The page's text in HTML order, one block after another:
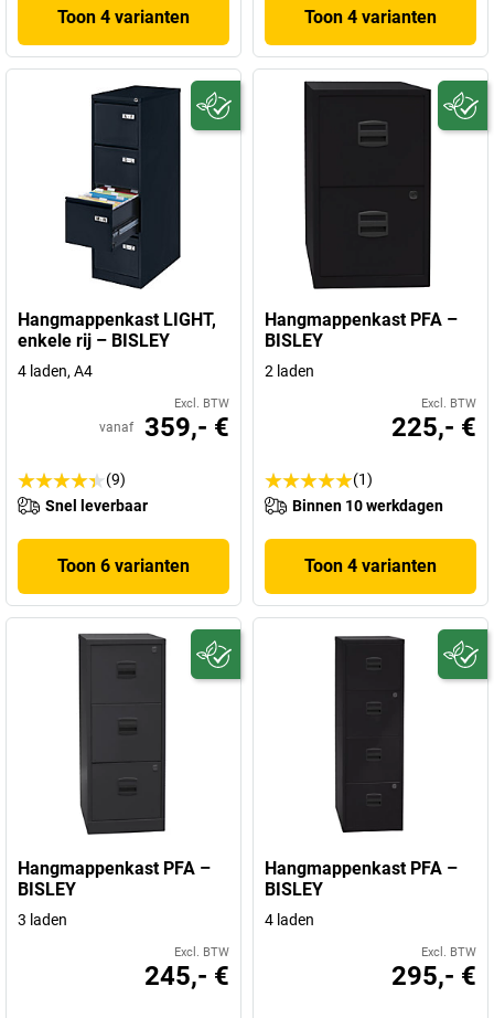
Toon 4 varianten Toon 4 varianten
Hangmappenkast LIGHT,
enkele rij – BISLEY
4 laden, A4
Excl. BTW
vanaf 359,- €
(9)
Snel leverbaar
Toon 6 varianten
Hangmappenkast PFA –
BISLEY
2 laden
Excl. BTW
225,- €
(1)
Binnen 10 werkdagen
Toon 4 varianten
Hangmappenkast PFA –
BISLEY
3 laden
Excl. BTW
245,- €
Hangmappenkast PFA –
BISLEY
4 laden
Excl. BTW
295,- €